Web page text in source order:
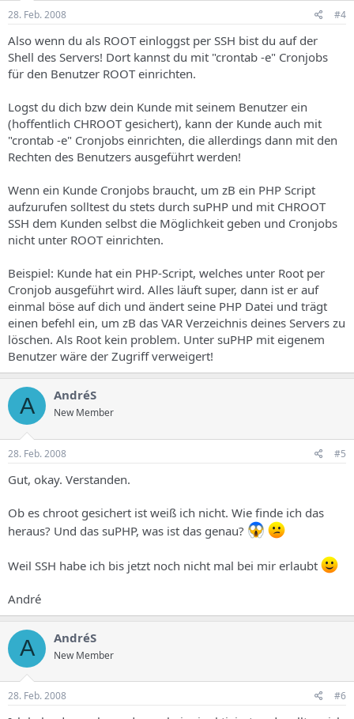
28. Feb. 2008 #4
Also wenn du als ROOT einloggst per SSH bist du auf der
Shell des Servers! Dort kannst du mit "crontab -e" Cronjobs
für den Benutzer ROOT einrichten.
Logst du dich bzw dein Kunde mit seinem Benutzer ein
(hoffentlich CHROOT gesichert), kann der Kunde auch mit
"crontab -e" Cronjobs einrichten, die allerdings dann mit den
Rechten des Benutzers ausgeführt werden!
Wenn ein Kunde Cronjobs braucht, um zB ein PHP Script
aufzurufen solltest du stets durch suPHP und mit CHROOT
SSH dem Kunden selbst die Möglichkeit geben und Cronjobs
nicht unter ROOT einrichten.
Beispiel: Kunde hat ein PHP-Script, welches unter Root per
Cronjob ausgeführt wird. Alles läuft super, dann ist er auf
einmal böse auf dich und ändert seine PHP Datei und trägt
einen befehl ein, um zB das VAR Verzeichnis deines Servers zu
löschen. Als Root kein problem. Unter suPHP mit eigenem
Benutzer wäre der Zugriff verweigert!
A AndréS
New Member
28. Feb. 2008 #5
Gut, okay. Verstanden.
Ob es chroot gesichert ist weiß ich nicht. Wie finde ich das
heraus? Und das suPHP, was ist das genau?
Weil SSH habe ich bis jetzt noch nicht mal bei mir erlaubt
André
A AndréS
New Member
28. Feb. 2008 #6